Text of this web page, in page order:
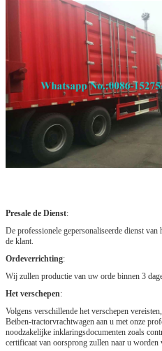
Presale de Dienst:
De professionele gepersonaliseerde dienst
de klant.
Ordeverrichting:
Wij zullen productie van uw orde binnen 3
Het verschepen:
Volgens verschillende het verschepen
Beiben-tractorvrachtwagen aan u met onze
noodzakelijke inklaringsdocumenten zoals
certificaat van oorsprong zullen naar u worden